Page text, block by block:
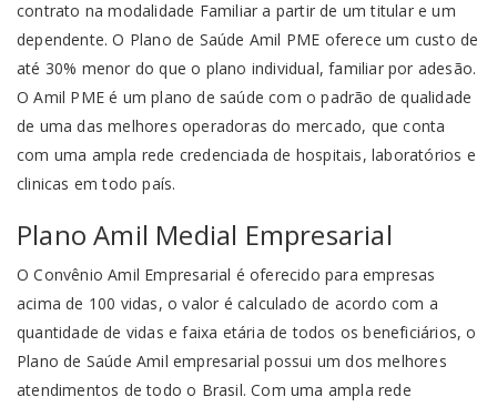
contrato na modalidade Familiar a partir de um titular e um
dependente. O Plano de Saúde Amil PME oferece um custo de
até 30% menor do que o plano individual, familiar por adesão.
O Amil PME é um plano de saúde com o padrão de qualidade
de uma das melhores operadoras do mercado, que conta
com uma ampla rede credenciada de hospitais, laboratórios e
clinicas em todo país.
Plano Amil Medial Empresarial
O Convênio Amil Empresarial é oferecido para empresas
acima de 100 vidas, o valor é calculado de acordo com a
quantidade de vidas e faixa etária de todos os beneficiários, o
Plano de Saúde Amil empresarial possui um dos melhores
atendimentos de todo o Brasil. Com uma ampla rede